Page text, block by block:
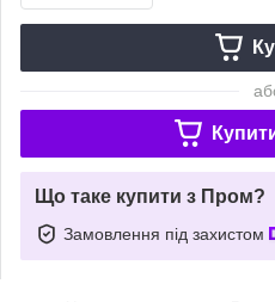
Що таке купити з Пром?
Замовлення під захистом